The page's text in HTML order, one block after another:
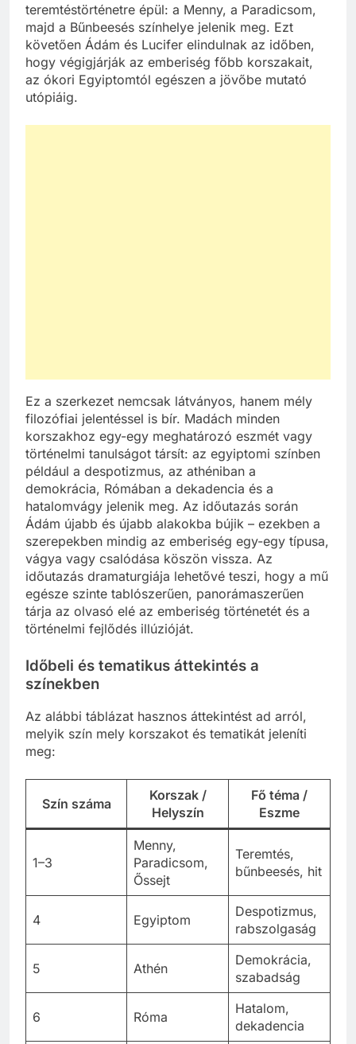
teremtéstörténetre épül: a Menny, a Paradicsom,
majd a Bűnbeesés színhelye jelenik meg. Ezt
követően Ádám és Lucifer elindulnak az időben,
hogy végigjárják az emberiség főbb korszakait,
az ókori Egyiptomtól egészen a jövőbe mutató
utópiáig.
Ez a szerkezet nemcsak látványos, hanem mély
filozófiai jelentéssel is bír. Madách minden
korszakhoz egy-egy meghatározó eszmét vagy
történelmi tanulságot társít: az egyiptomi színben
például a despotizmus, az athéniban a
demokrácia, Rómában a dekadencia és a
hatalomvágy jelenik meg. Az időutazás során
Ádám újabb és újabb alakokba bújik – ezekben a
szerepekben mindig az emberiség egy-egy típusa,
vágya vagy csalódása köszön vissza. Az
időutazás dramaturgiája lehetővé teszi, hogy a mű
egésze szinte tablószerűen, panorámaszerűen
tárja az olvasó elé az emberiség történetét és a
történelmi fejlődés illúzióját.
Időbeli és tematikus áttekintés a
színekben
Az alábbi táblázat hasznos áttekintést ad arról,
melyik szín mely korszakot és tematikát jeleníti
meg:
Szín száma
Korszak /
Helyszín
Fő téma /
Eszme
1–3
Menny,
Paradicsom,
Őssejt
Teremtés,
bűnbeesés, hit
4 Egyiptom
Despotizmus,
rabszolgaság
5 Athén
Demokrácia,
szabadság
6 Róma
Hatalom,
dekadencia